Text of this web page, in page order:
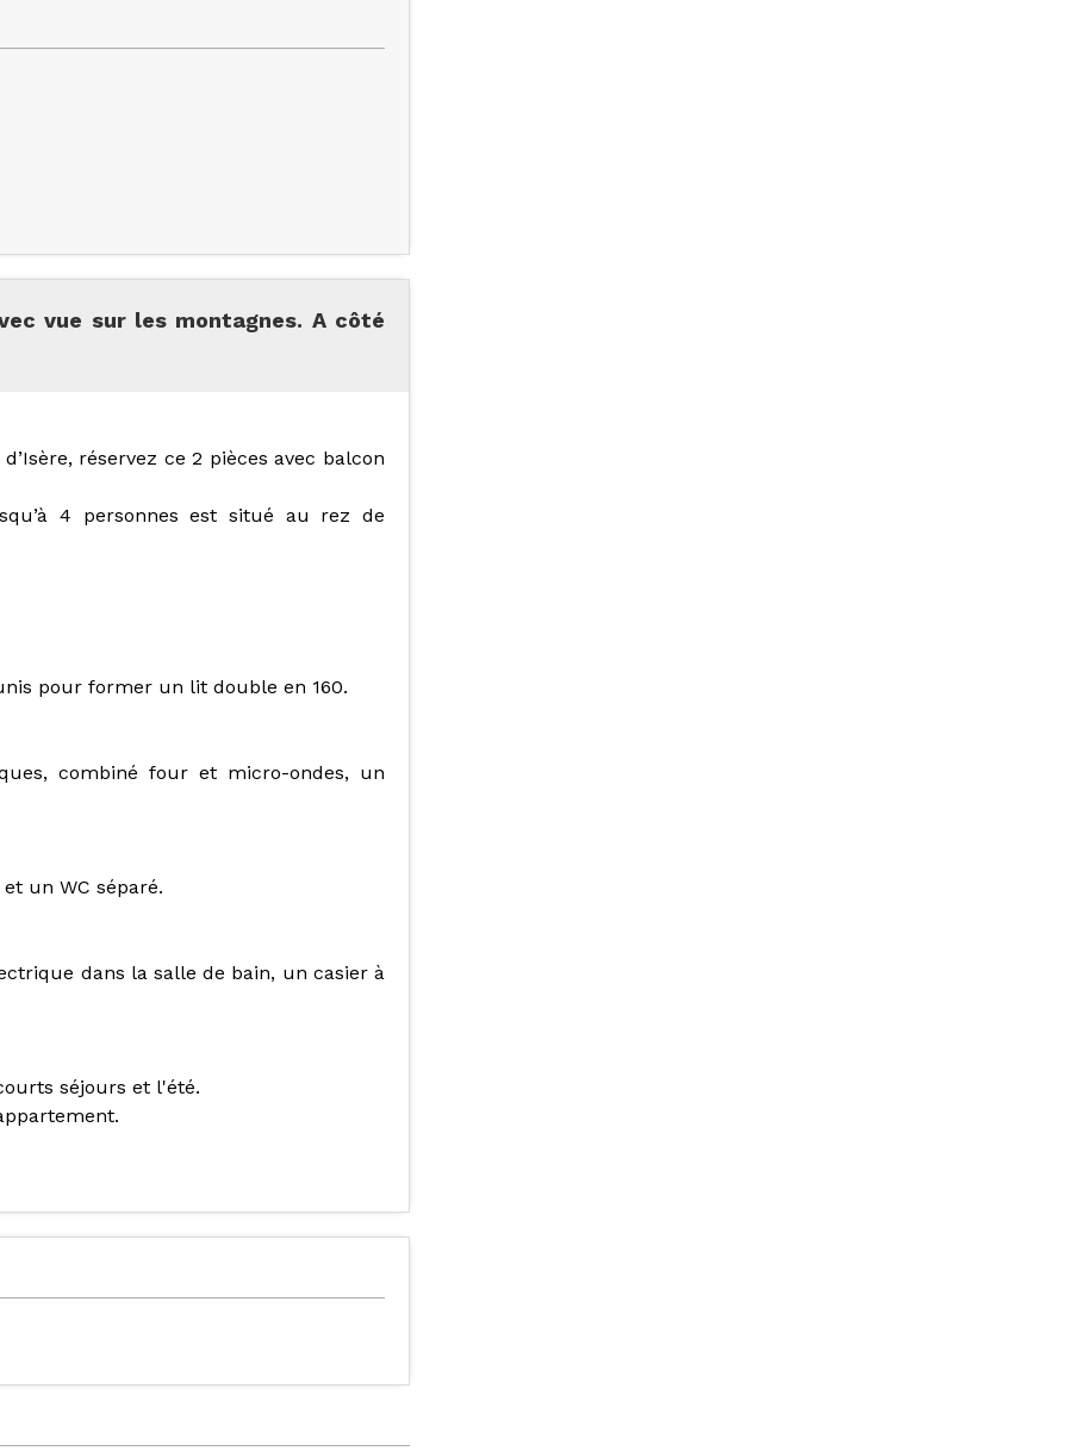
vue sur les montagnes. A côté
réservez ce 2 pièces avec balcon
4 personnes est situé au rez de
pour former un lit double en 160.
combiné four et micro-ondes, un
un WC séparé.
dans la salle de bain, un casier à
séjours et l'été.